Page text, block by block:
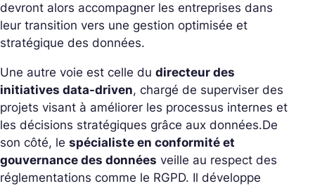
devront alors accompagner les entreprises dans
leur transition vers une gestion optimisée et
stratégique des données.
Une autre voie est celle du directeur des
initiatives data-driven, chargé de superviser des
projets visant à améliorer les processus internes et
les décisions stratégiques grâce aux données.De
son côté, le spécialiste en conformité et
gouvernance des données veille au respect des
réglementations comme le RGPD. Il développe